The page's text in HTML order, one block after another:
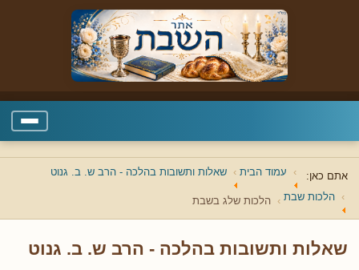
אתם כאן: עמוד הבית שאלות ותשובות בהלכה - הרב ש. ב. גנוט
הלכות שבת הלכות שלג בשבת
שאלות ותשובות בהלכה - הרב ש. ב. גנוט